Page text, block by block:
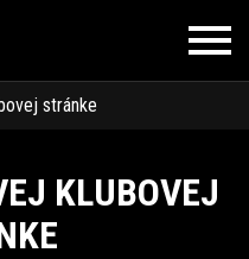
stránke
KLUBOVEJ